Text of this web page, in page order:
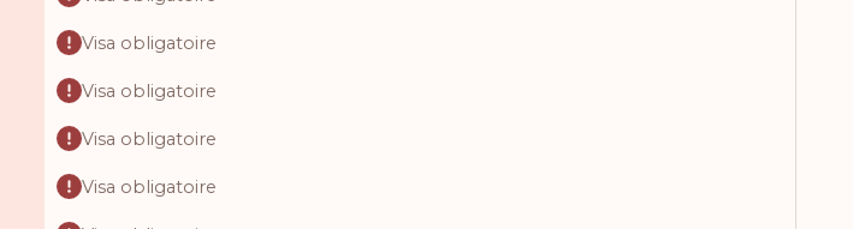
Visa obligatoire
Visa obligatoire
Visa obligatoire
Visa obligatoire